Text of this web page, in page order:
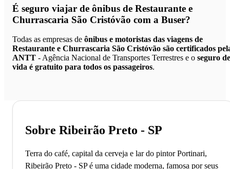
É seguro viajar de ônibus de Restaurante e
Churrascaria São Cristóvão com a Buser?
Todas as empresas de ônibus e motoristas das viagens de
Restaurante e Churrascaria São Cristóvão são certificados
ANTT - Agência Nacional de Transportes Terrestres e o seguro de
vida é gratuito para todos os passageiros.
Sobre Ribeirão Preto - SP
Terra do café, capital da cerveja e lar do pintor Portinari,
Ribeirão Preto - SP é uma cidade moderna, famosa por seus